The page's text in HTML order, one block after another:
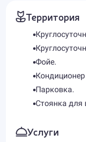
Территория
Фойе.
Кондиционер
Парковка.
Стоянка для
Услуги